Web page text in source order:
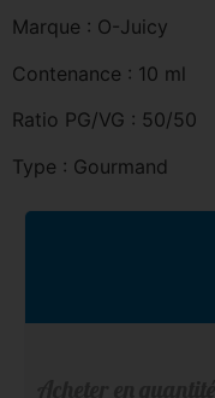
Marque : O-Juicy
Contenance : 10 ml
Ratio PG/VG : 50/50
Type : Gourmand